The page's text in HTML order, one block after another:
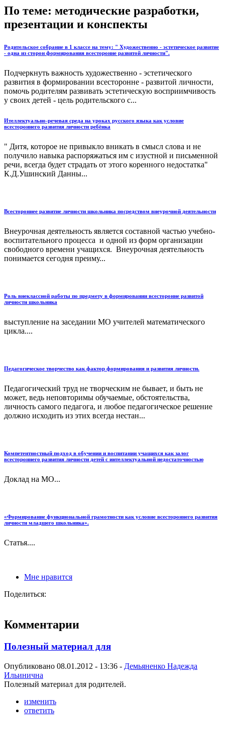
По теме: методические разработки,
презентации и конспекты
Родительское собрание в 1 классе на тему: " Художественно - эстетическое развитие
- одна из сторон формирования всесторонне развитой личности".
Подчеркнуть важность художественно - эстетического
развития в формировании всесторонне - развитой личности,
помочь родителям развивать эстетическую восприимчивость
у своих детей - цель родительского с...
Ителлектуально-речевая среда на уроках русского языка как условие
всестороннего развития личности ребёнка
" Дитя, которое не привыкло вникать в смысл слова и не
получило навыка распоряжаться им с изустной и письменной
речи, всегда будет страдать от этого коренного недостатка"
К.Д.Ушинский Данны...
Всестороннее развитие личности школьника посредством внеурочной деятельности
Внеурочная деятельность является составной частью учебно-
воспитательного процесса и одной из форм организации
свободного времени учащихся. Внеурочная деятельность
понимается сегодня преиму...
Роль внеклассной работы по предмету в формировании всесторонне развитой
личности школьника
выступление на заседании МО учителей математического
цикла....
Педагогическое творчество как фактор формирования и развития личности.
Педагогический труд не творческим не бывает, и быть не
может, ведь неповторимы обучаемые, обстоятельства,
личность самого педагога, и любое педагогическое решение
должно исходить из этих всегда нестан...
Компетентностный подход в обучении и воспитании учащихся как залог
всестороннего развития личности детей с интеллектуальной недостаточностью
Доклад на МО...
«Формирование функциональной грамотности как условие всестороннего развития
личности младшего школьника».
Статья....
Мне нравится
Поделиться:
Комментарии
Полезный материал для
Опубликовано 08.01.2012 - 13:36 - Демьяненко Надежда
Ильинична
Полезный материал для родителей.
изменить
ответить